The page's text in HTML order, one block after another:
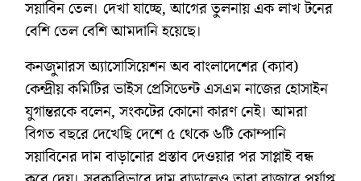
সয়াবিন তেল। দেখা যাচ্ছে, আগের তুলনায় এক লাখ টনের
বেশি তেল বেশি আমদানি হয়েছে।
কনজুমারস অ্যাসোসিয়েশন অব বাংলাদেশের (ক্যাব)
কেন্দ্রীয় কমিটির ভাইস প্রেসিডেন্ট এসএম নাজের হোসাইন
যুগান্তরকে বলেন, সংকটের কোনো কারণ নেই। আমরা
বিগত বছরে দেখেছি দেশে ৫ থেকে ৬টি কোম্পানি
সয়াবিনের দাম বাড়ানোর প্রস্তাব দেওয়ার পর সাপ্লাই বন্ধ